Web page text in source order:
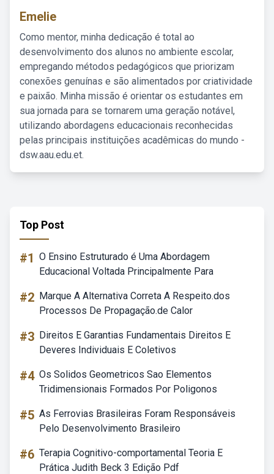
Emelie
Como mentor, minha dedicação é total ao
desenvolvimento dos alunos no ambiente escolar,
empregando métodos pedagógicos que priorizam
conexões genuínas e são alimentados por criatividade
e paixão. Minha missão é orientar os estudantes em
sua jornada para se tornarem uma geração notável,
utilizando abordagens educacionais reconhecidas
pelas principais instituições acadêmicas do mundo -
dsw.aau.edu.et.
Top Post
#1 O Ensino Estruturado é Uma Abordagem
Educacional Voltada Principalmente Para
#2 Marque A Alternativa Correta A Respeito.dos
Processos De Propagação.de Calor
#3 Direitos E Garantias Fundamentais Direitos E
Deveres Individuais E Coletivos
#4 Os Solidos Geometricos Sao Elementos
Tridimensionais Formados Por Poligonos
#5 As Ferrovias Brasileiras Foram Responsáveis
Pelo Desenvolvimento Brasileiro
#6 Terapia Cognitivo-comportamental Teoria E
Prática Judith Beck 3 Edição Pdf